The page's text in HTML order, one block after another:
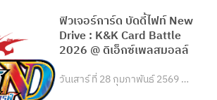
ฟิวเจอร์การ์ด บัดดี้ไฟท์ New
Drive : K&K Card Battle
2026 @ ดิเอ็กซ์เพลสมอลล์
วันเสาร์ ที่ 28 กุมภาพันธ์ 2569 …